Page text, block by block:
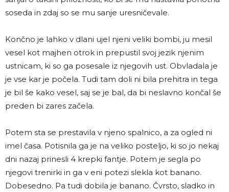
soseda in zdaj so se mu sanje uresničevale.
Končno je lahko v dlani ujel njeni veliki bombi, ju mesil
vesel kot majhen otrok in prepustil svoj jezik njenim
ustnicam, ki so ga posesale iz njegovih ust. Obvladala je
je vse kar je počela. Tudi tam doli ni bila prehitra in tega
je bil še kako vesel, saj se je bal, da bi neslavno končal še
preden bi zares začela.
Potem sta se prestavila v njeno spalnico, a za ogled ni
imel časa. Potisnila ga je na veliko posteljo, ki so jo nekaj
dni nazaj prinesli 4 krepki fantje. Potem je segla po
njegovi trenirki in ga v eni potezi slekla kot banano.
Dobesedno. Pa tudi dobila je banano. Čvrsto, sladko in